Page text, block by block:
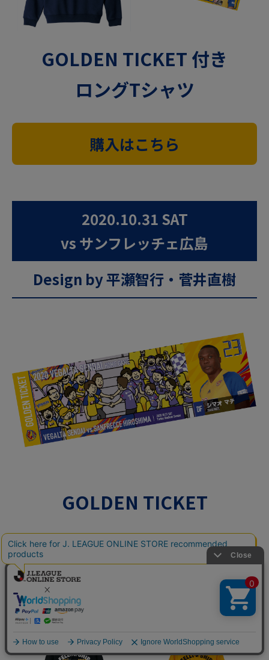
GOLDEN TICKET 付き
ロングTシャツ
購入はこちら
2020.10.31 SAT
vs サンフレッチェ広島
Design by 平瀬智行・菅井直樹
GOLDEN TICKET